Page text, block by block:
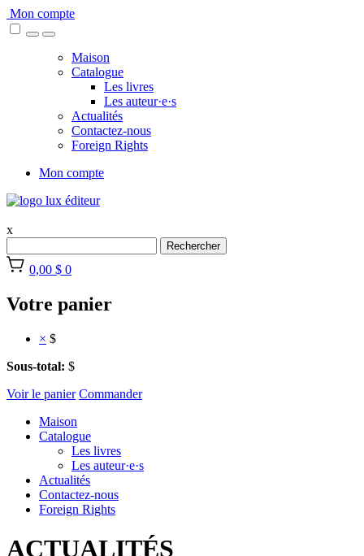
Skip
to
Mon compte
Maison
Catalogue
Les livres
Les auteur·e·s
Actualités
Contactez-nous
Foreign Rights
Mon compte
x
Rechercher
0,00 $ 0
Votre panier
× $
Sous-total: $
Voir le panier Commander
Maison
Catalogue
Les livres
Les auteur·e·s
Actualités
Contactez-nous
Foreign Rights
ACTUALITÉS